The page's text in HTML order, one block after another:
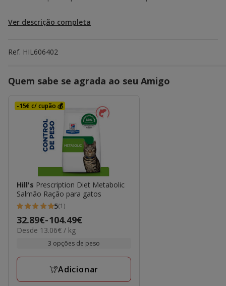
Ver descrição completa
Ref. HIL606402
Quem sabe se agrada ao seu Amigo
-15€ c/ cupão 💰
Hill's Prescription Diet Metabolic
Salmão Ração para gatos
5
estrelas
com
avaliações
5(1)
Preço
de
a
32.89€-104.49€
13.06€
Desde 13.06€ / kg
3 opções de peso
Adicionar